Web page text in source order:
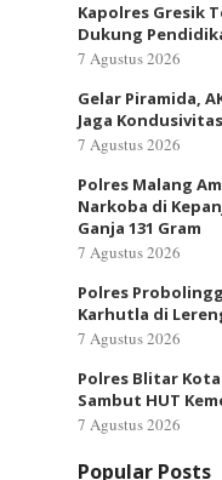
Kapolres Gresik
Dukung
7 Agustus 2026
Gelar Piramida,
Jaga
7 Agustus 2026
Polres Malang
Narkoba di
Ganja 131 Gram
7 Agustus 2026
Polres
Karhutla di
7 Agustus 2026
Polres Blitar
Sambut HUT
7 Agustus 2026
Popular Posts